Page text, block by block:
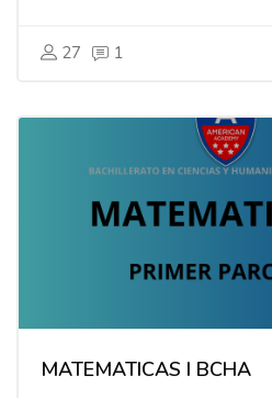
27 1
MATEMATICAS I BCHA